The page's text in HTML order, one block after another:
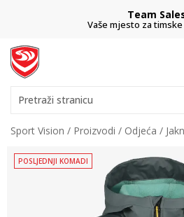
Team
Vaše mjesto za
Pretraži stranicu
Sport Vision Proizvodi Odjeća
POSLJEDNJI KOMADI